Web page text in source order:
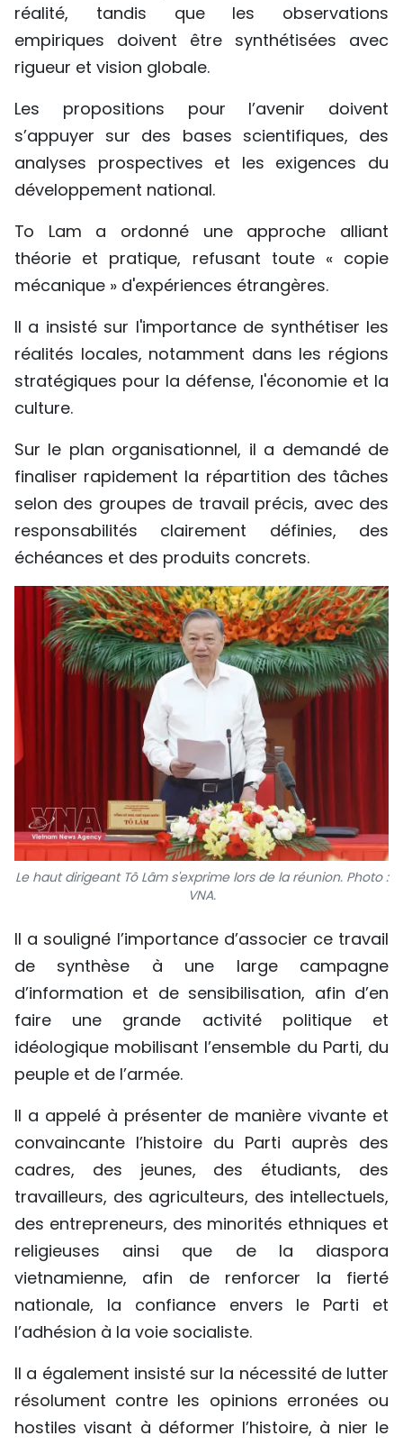
réalité, tandis que les observations
empiriques doivent être synthétisées avec
rigueur et vision globale.
Les propositions pour l’avenir doivent
s’appuyer sur des bases scientifiques, des
analyses prospectives et les exigences du
développement national.
To Lam a ordonné une approche alliant
théorie et pratique, refusant toute « copie
mécanique » d'expériences étrangères.
Il a insisté sur l'importance de synthétiser les
réalités locales, notamment dans les régions
stratégiques pour la défense, l'économie et la
culture.
Sur le plan organisationnel, il a demandé de
finaliser rapidement la répartition des tâches
selon des groupes de travail précis, avec des
responsabilités clairement définies, des
échéances et des produits concrets.
Le haut dirigeant Tô Lâm s'exprime lors de la réunion. Photo :
VNA.
Il a souligné l’importance d’associer ce travail
de synthèse à une large campagne
d’information et de sensibilisation, afin d’en
faire une grande activité politique et
idéologique mobilisant l’ensemble du Parti, du
peuple et de l’armée.
Il a appelé à présenter de manière vivante et
convaincante l’histoire du Parti auprès des
cadres, des jeunes, des étudiants, des
travailleurs, des agriculteurs, des intellectuels,
des entrepreneurs, des minorités ethniques et
religieuses ainsi que de la diaspora
vietnamienne, afin de renforcer la fierté
nationale, la confiance envers le Parti et
l’adhésion à la voie socialiste.
Il a également insisté sur la nécessité de lutter
résolument contre les opinions erronées ou
hostiles visant à déformer l’histoire, à nier le